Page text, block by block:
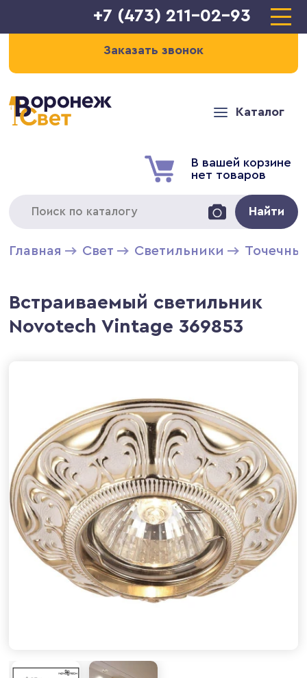
+7 (473) 211-02-93
Заказать звонок
Каталог
В вашей корзине
нет товаров
Найти
Главная Свет Светильники
Встраиваемый светильник
Novotech Vintage 369853